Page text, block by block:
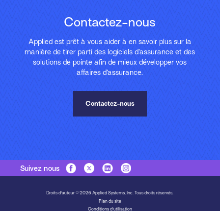
Contactez-nous
Applied est prêt à vous aider à en savoir plus sur la
manière de tirer parti des logiciels d’assurance et des
solutions de pointe afin de mieux développer vos
affaires d’assurance.
Contactez-nous
Suivez nous
Droits d'auteur © 2026 Applied Systems, Inc. Tous droits réservés.
Plan du site
Conditions d’utilisation